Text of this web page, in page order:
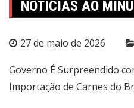
NOTÍCIAS AO
27 de maio de 2026
Governo É Surpreendido
Importação de Carnes do